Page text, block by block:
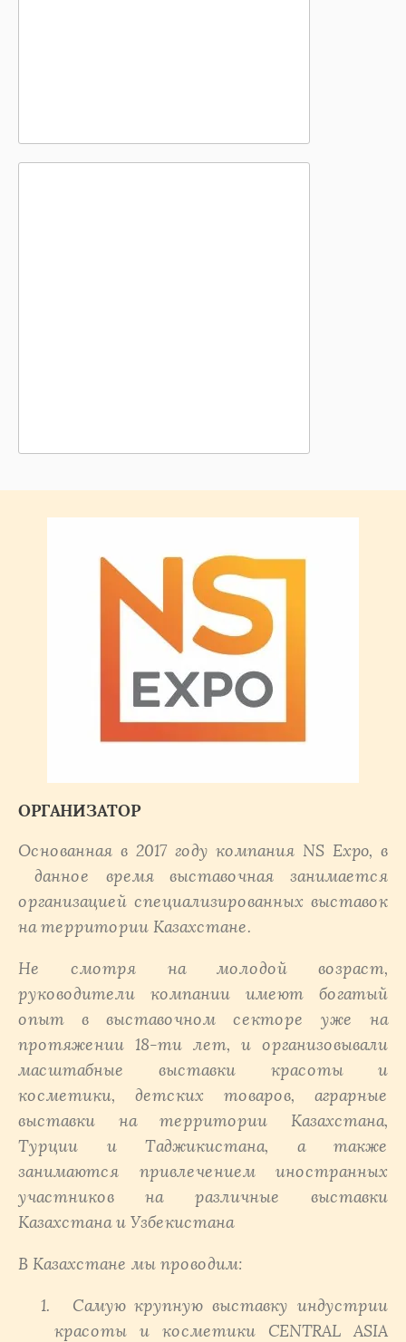
ОРГАНИЗАТОР
Основанная в 2017 году компания NS Expo, в
данное время выставочная занимается
организацией специализированных выставок
на территории Казахстане.
Не смотря на молодой возраст,
руководители компании имеют богатый
опыт в выставочном секторе уже на
протяжении 18-ти лет, и организовывали
масштабные выставки красоты и
косметики, детских товаров, аграрные
выставки на территории Казахстана,
Турции и Таджикистана, а также
занимаются привлечением иностранных
участников на различные выставки
Казахстана и Узбекистана
В Казахстане мы проводим:
Самую крупную выставку индустрии
красоты и косметики CENTRAL ASIA